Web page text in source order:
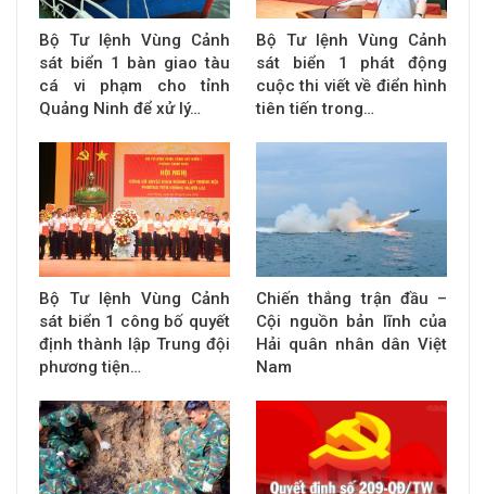
Bộ Tư lệnh Vùng Cảnh
sát biển 1 bàn giao tàu
cá vi phạm cho tỉnh
Quảng Ninh để xử lý…
Bộ Tư lệnh Vùng Cảnh
sát biển 1 phát động
cuộc thi viết về điển hình
tiên tiến trong…
Bộ Tư lệnh Vùng Cảnh
sát biển 1 công bố quyết
định thành lập Trung đội
phương tiện…
Chiến thắng trận đầu –
Cội nguồn bản lĩnh của
Hải quân nhân dân Việt
Nam